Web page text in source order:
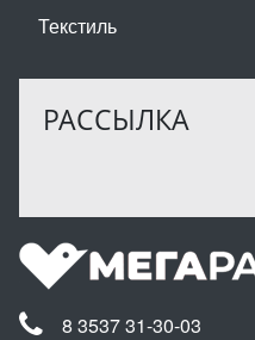
Текстиль
РАССЫЛКА
8 3537 31-30-03